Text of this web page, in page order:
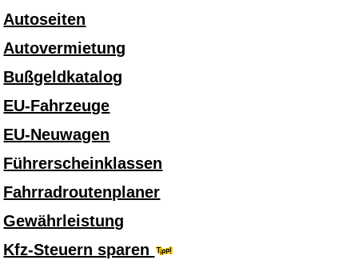
Autoseiten
Autovermietung
Bußgeldkatalog
EU-Fahrzeuge
EU-Neuwagen
Führerscheinklassen
Fahrradroutenplaner
Gewährleistung
Kfz-Steuern sparen